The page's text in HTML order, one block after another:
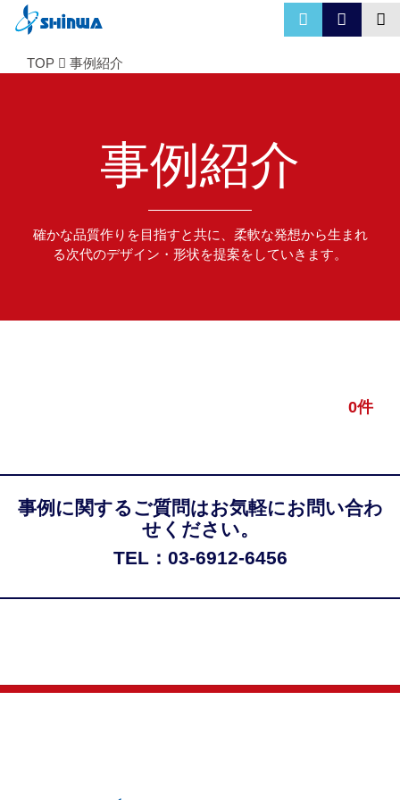
TOP 事例紹介
事例紹介
確かな品質作りを目指すと共に、柔軟な発想から生まれ
る次代のデザイン・形状を提案をしていきます。
0件
事例に関するご質問はお気軽にお問い合わ
せください。
TEL：03-6912-6456